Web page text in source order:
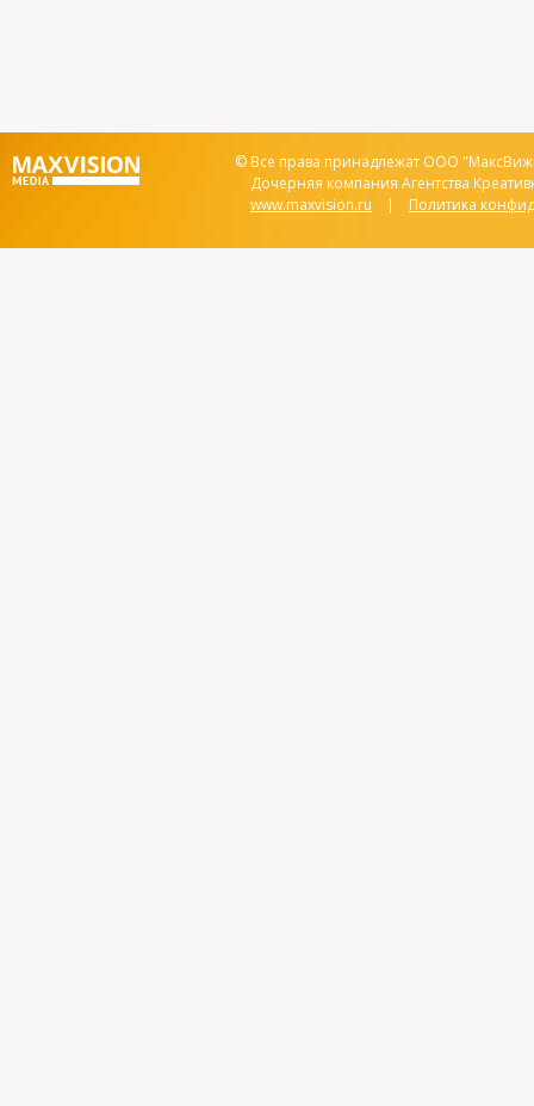
© Все права принадлежат ООО
Дочерняя компания Агентства
www.maxvision.ru | Политика